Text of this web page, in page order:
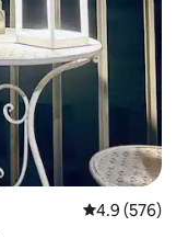
レビュー576
4.9 (576)